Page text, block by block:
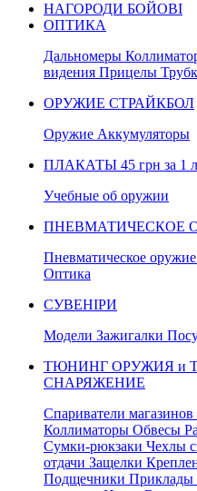
НАГОРОДИ БОЙОВІ
ОПТИКА
Дальномеры
видения Прицелы
ОРУЖИЕ СТРАЙКБОЛ
Оружие Аккумуляторы
ПЛАКАТЫ 45 грн за 1
Учебные об оружии
ПНЕВМАТИЧЕСКОЕ
Пневматическое
Оптика
СУВЕНІРИ
Модели Зажигалки
ТЮНИНГ ОРУЖИЯ и
СНАРЯЖЕНИЕ
Спариватели
Коллиматоры Обвесы
Сумки-рюкзаки Чехлы
отдачи Защелки
Подщечники